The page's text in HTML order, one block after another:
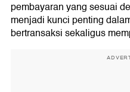
pembayaran yang sesuai
menjadi kunci penting
bertransaksi sekaligus